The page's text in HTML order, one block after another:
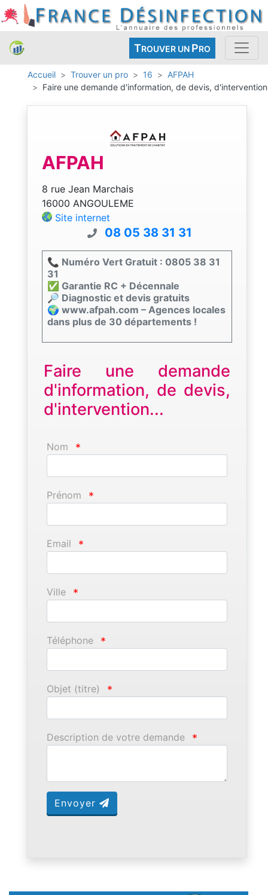
TROUVER UN PRO
Accueil Trouver un pro 16
AFPAH
Faire une demande d'information, de devis, d'intervention
AFPAH
8 rue Jean Marchais
16000 ANGOULEME
Site internet
08 05 38 31 31
📞 Numéro Vert Gratuit : 0805 38 31
31
✅ Garantie RC + Décennale
🔎 Diagnostic et devis gratuits
🌍 www.afpah.com – Agences locales
dans plus de 30 départements !
Faire une demande
d'information, de devis,
d'intervention...
Nom *
Prénom *
Email *
Ville *
Téléphone *
Objet (titre) *
Description de votre demande *
Envoyer